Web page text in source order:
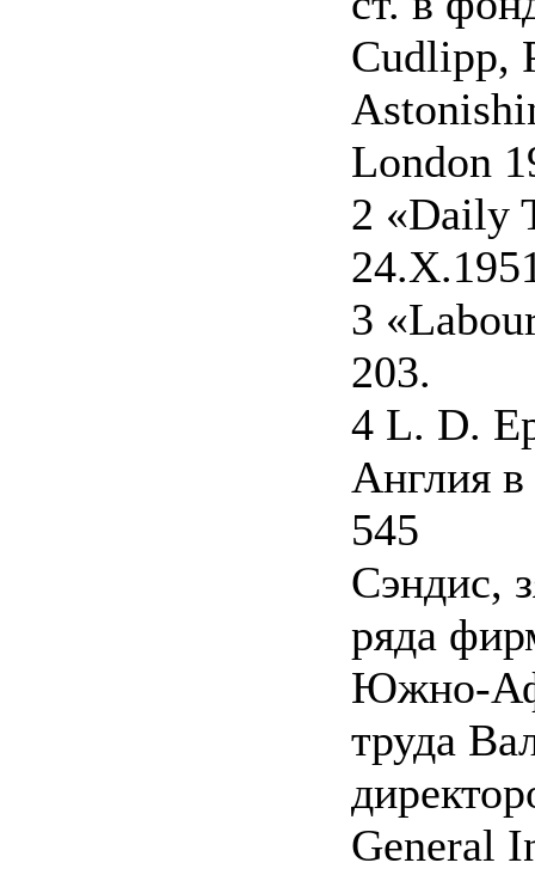
Cudlipp,
London
2 «Daily
3
203.
4 L. D.
Англия
545
Сэндис,
ряда
Южно-
труда
General